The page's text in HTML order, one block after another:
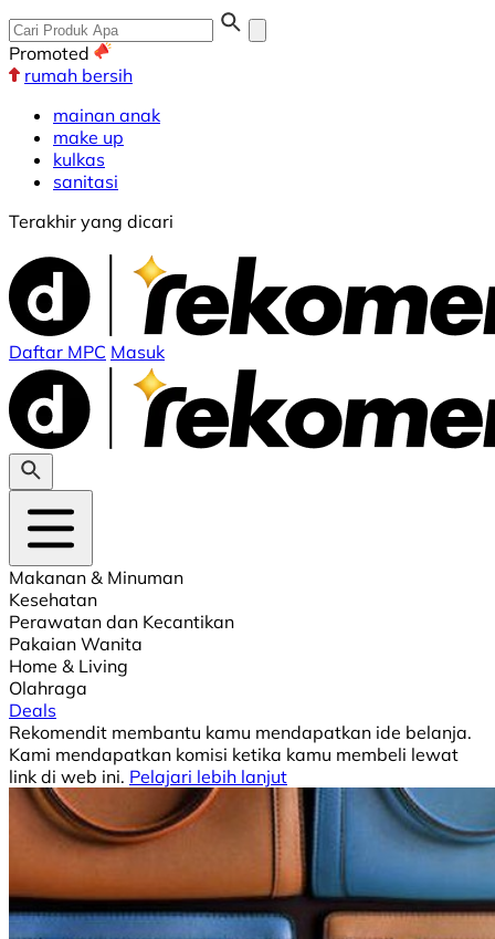
Promoted
rumah bersih
mainan anak
make up
kulkas
sanitasi
Terakhir yang dicari
Daftar MPC Masuk
Makanan & Minuman
Kesehatan
Perawatan dan Kecantikan
Pakaian Wanita
Home & Living
Olahraga
Deals
Rekomendit membantu kamu mendapatkan ide belanja.
Kami mendapatkan komisi ketika kamu membeli lewat
link di web ini. Pelajari lebih lanjut